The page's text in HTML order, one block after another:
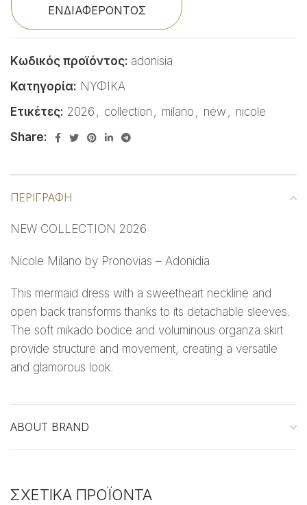
ΕΝΔΙΑΦΕΡΟΝΤΟΣ
Κωδικός προϊόντος: adonisia
Κατηγορία: ΝΥΦΙΚΑ
Ετικέτες: 2026 , collection , milano , new , nicole
Share:
ΠΕΡΙΓΡΑΦΉ
NEW COLLECTION 2026
Nicole Milano by Pronovias – Adonidia
This mermaid dress with a sweetheart neckline and
open back transforms thanks to its detachable sleeves.
The soft mikado bodice and voluminous organza skirt
provide structure and movement, creating a versatile
and glamorous look.
ABOUT BRAND
ΣΧΕΤΙΚΆ ΠΡΟΪΌΝΤΑ